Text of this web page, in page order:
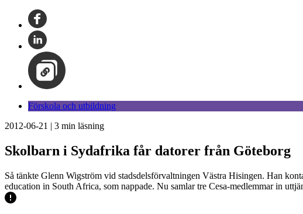
Förskola och utbildning
2012-06-21 | 3 min läsning
Skolbarn i Sydafrika får datorer från Göteborg
Så tänkte Glenn Wigström vid stadsdelsförvaltningen Västra Hisingen. Han
education in South Africa, som nappade. Nu samlar tre Cesa-medlemmar in